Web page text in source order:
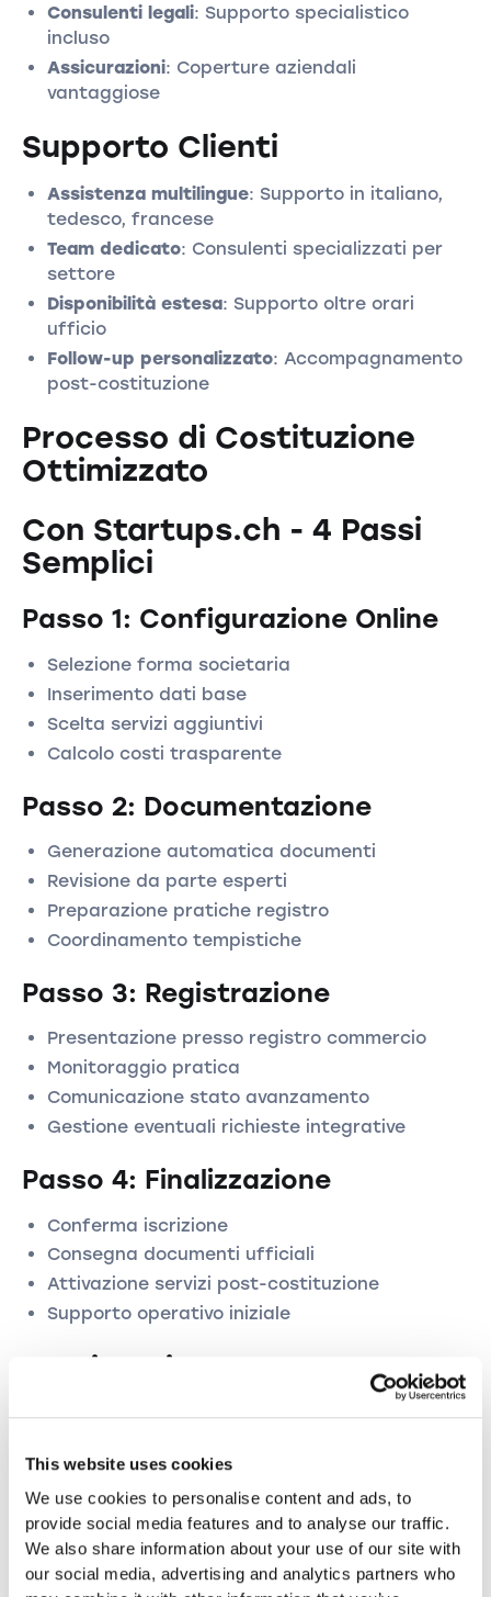
This website uses cookies
We use cookies to personalise content and ads, to
provide social media features and to analyse our traffic.
We also share information about your use of our site with
our social media, advertising and analytics partners who
Consulenti legali: Supporto specialistico
incluso
Assicurazioni: Coperture aziendali
vantaggiose
Supporto Clienti
Assistenza multilingue: Supporto in italiano,
tedesco, francese
Team dedicato: Consulenti specializzati per
settore
Disponibilità estesa: Supporto oltre orari
ufficio
Follow-up personalizzato: Accompagnamento
post-costituzione
Processo di Costituzione
Ottimizzato
Con Startups.ch - 4 Passi
Semplici
Passo 1: Configurazione Online
Selezione forma societaria
Inserimento dati base
Scelta servizi aggiuntivi
Calcolo costi trasparente
Passo 2: Documentazione
Generazione automatica documenti
Revisione da parte esperti
Preparazione pratiche registro
Coordinamento tempistiche
Passo 3: Registrazione
Presentazione presso registro commercio
Monitoraggio pratica
Comunicazione stato avanzamento
Gestione eventuali richieste integrative
Passo 4: Finalizzazione
Conferma iscrizione
Consegna documenti ufficiali
Attivazione servizi post-costituzione
Supporto operativo iniziale
Testimonianze e Case
Feedback Clienti
Startups.ch
Imprenditore Settore IT